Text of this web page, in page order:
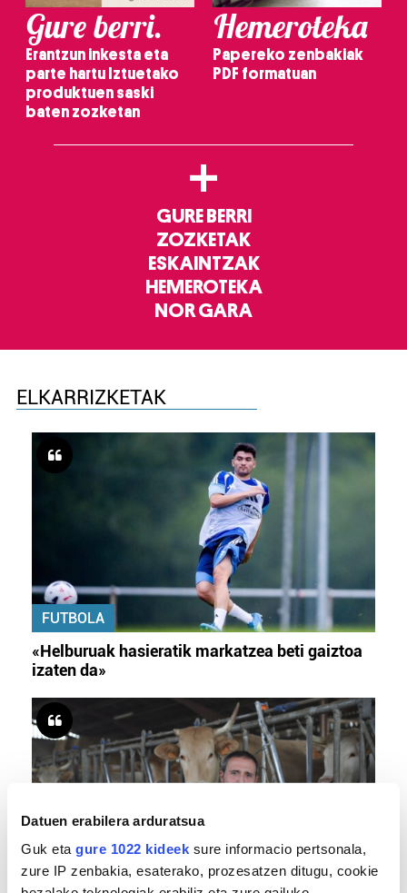
Datuen erabilera arduratsua
Guk eta gure 1022 kideek sure informacio pertsonala,
zure IP zenbakia, esaterako, prozesatzen ditugu, cookie
Gure berri.
Erantzun inkesta eta
parte hartu Iztuetako
produktuen saski
baten zozketan
Hemeroteka
Papereko zenbakiak
PDF formatuan
+
GURE BERRI
ZOZKETAK
ESKAINTZAK
HEMEROTEKA
NOR GARA
ELKARRIZKETAK
FUTBOLA
«Helburuak hasieratik markatzea beti gaiztoa
izaten da»
BERO BOLADA